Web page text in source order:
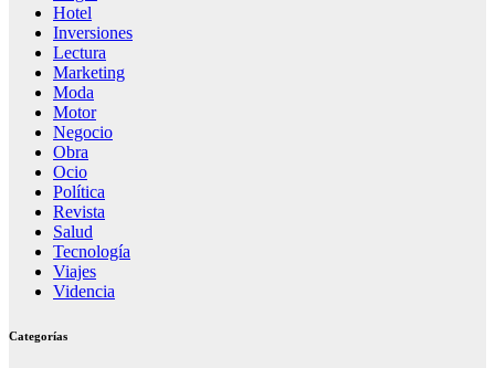
Hotel
Inversiones
Lectura
Marketing
Moda
Motor
Negocio
Obra
Ocio
Política
Revista
Salud
Tecnología
Viajes
Videncia
Categorías